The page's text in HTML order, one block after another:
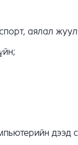
аялал
дээд